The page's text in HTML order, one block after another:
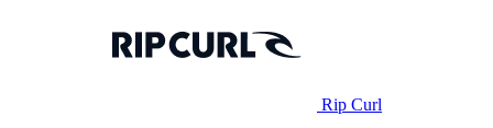
Rip Curl